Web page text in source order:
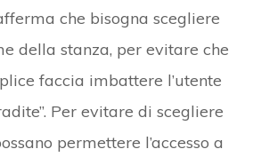
che bisogna scegliere
della stanza, per evitare che
faccia imbattere l’utente
Per evitare di scegliere
permettere l’accesso a